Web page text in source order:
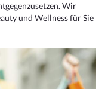
Wir
und Wellness für Sie